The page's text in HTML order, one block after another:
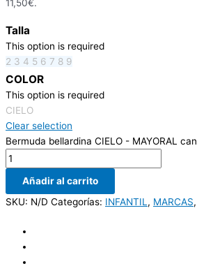
11,50€.
Talla
This option is required
2 3 4 5 6 7 8 9
COLOR
This option is required
CIELO
Clear selection
Bermuda bellardina CIELO - MAYORAL
Añadir al carrito
SKU: N/D Categorías: INFANTIL , MARCAS,